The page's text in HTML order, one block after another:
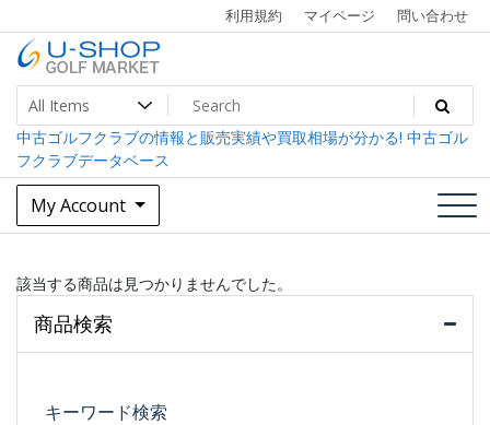
to
content
利用規約 マイページ 問い合わせ
U-SHOP Golf Market dev
中古ゴルフクラブ最大級！U-SHOPゴルフマーケット
中古ゴルフクラブの情報と販売実績や買取相場が分かる! 中古ゴル
フクラブデータベース
My Account
該当する商品は見つかりませんでした。
商品検索
キーワード検索